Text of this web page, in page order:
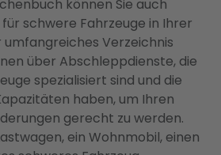
können Sie auch
schwere Fahrzeuge in Ihrer
umfangreiches Verzeichnis
über Abschleppdienste, die
spezialisiert sind und die
haben, um Ihren
gerecht zu werden.
ein Wohnmobil, einen